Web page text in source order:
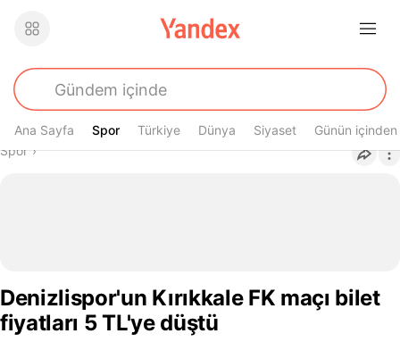
Ana Sayfa Spor
Spor Türkiye Dünya Siyaset Günün içinden
Buradasın
Spor›
Denizlispor'un Kırıkkale FK maçı bilet
fiyatları 5 TL'ye düştü